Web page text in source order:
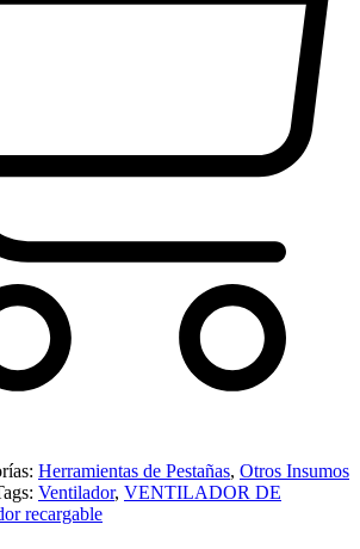
Herramientas de Pestañas, Otros Insumos
Ventilador, VENTILADOR DE
recargable